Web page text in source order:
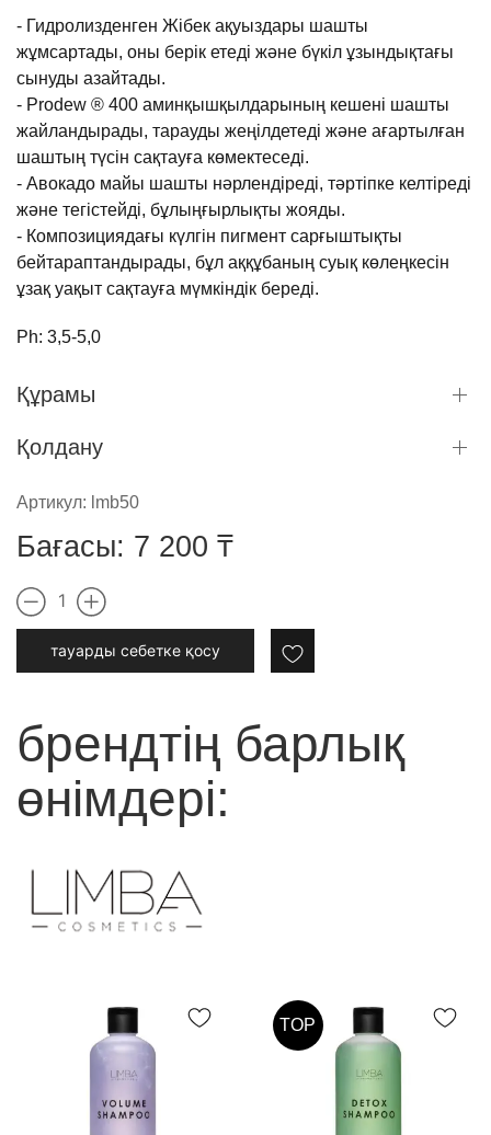
- Гидролизденген Жібек ақуыздары шашты
жұмсартады, оны берік етеді және бүкіл ұзындықтағы
сынуды азайтады.
- Prodew ® 400 аминқышқылдарының кешені шашты
жайландырады, тарауды жеңілдетеді және ағартылған
шаштың түсін сақтауға көмектеседі.
- Авокадо майы шашты нәрлендіреді, тәртіпке келтіреді
және тегістейді, бұлыңғырлықты жояды.
- Композициядағы күлгін пигмент сарғыштықты
бейтараптандырады, бұл аққұбаның суық көлеңкесін
ұзақ уақыт сақтауға мүмкіндік береді.
Ph: 3,5-5,0
Құрамы
Қолдану
Артикул: lmb50
Бағасы: 7 200 ₸
1
тауарды cебетке қосу
брендтің барлық
өнімдері:
TOP